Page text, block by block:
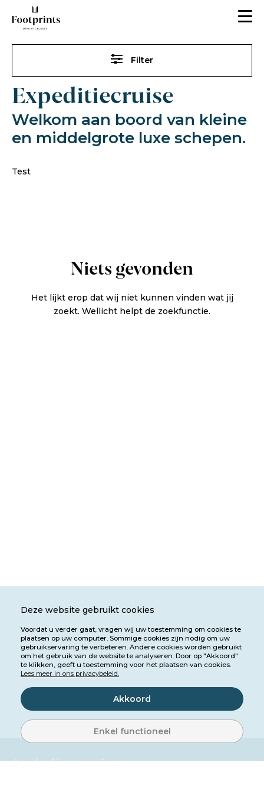
Filter
Expeditiecruise
Welkom aan boord van kleine
en middelgrote luxe schepen.
Test
Niets gevonden
Het lijkt erop dat wij niet kunnen vinden wat jij
zoekt. Wellicht helpt de zoekfunctie.
Footprints
Deze website gebruikt cookies
Voordat u verder gaat, vragen wij uw toestemming om cookies te
plaatsen op uw computer. Sommige cookies zijn nodig om uw
gebruikservaring te verbeteren. Andere cookies worden gebruikt
om het gebruik van de website te analyseren. Door op "Akkoord"
te klikken, geeft u toestemming voor het plaatsen van cookies.
Lees meer in ons privacybeleid.
Akkoord
Enkel functioneel